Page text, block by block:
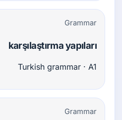
Grammar
karşılaştırma yapıları
Turkish grammar · A1
Grammar